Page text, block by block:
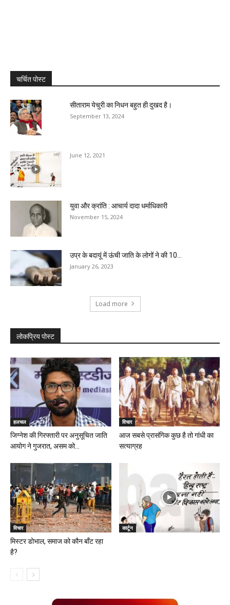
चर्चित पोस्ट
सीताराम येचुरी का निधन बहुत ही दुखद है।
September 13, 2024
June 12, 2021
युवा और क्रांति : आचार्य दादा धर्माधिकारी
November 15, 2024
उप्र के बदायूं में ऊंची जाति के लोगों ने की 10...
January 26, 2023
Load more
लोकप्रिय पोस्ट
हलचल
जिग्नेश की गिरफ्तारी पर अनुसूचित जाति
आयोग ने गुजरात, असम को...
विचार
आज सबसे प्रासंगिक कुछ है तो गांधी का
सत्याग्रह
विचार
मिस्टर डोभाल, समाज को कौन बाँट रहा
है?
कार्टून